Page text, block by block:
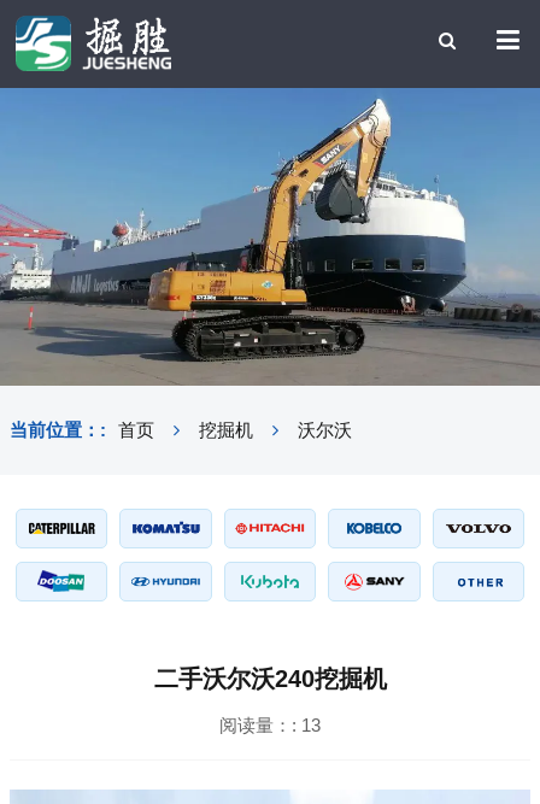
当前位置：: 首页 挖掘机 沃尔沃
二手沃尔沃240挖掘机
阅读量：: 13